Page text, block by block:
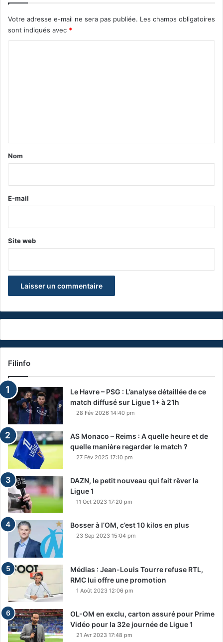
Votre adresse e-mail ne sera pas publiée. Les champs obligatoires
sont indiqués avec *
a
e
Nom
E-mail
Site web
Filinfo
Le Havre – PSG : L’analyse détaillée de ce
match diffusé sur Ligue 1+ à 21h
28 Fév 2026 14:40 pm
AS Monaco – Reims : A quelle heure et de
quelle manière regarder le match ?
27 Fév 2025 17:10 pm
DAZN, le petit nouveau qui fait rêver la
Ligue 1
11 Oct 2023 17:20 pm
Bosser à l’OM, c’est 10 kilos en plus
23 Sep 2023 15:04 pm
Médias : Jean-Louis Tourre refuse RTL,
RMC lui offre une promotion
1 Août 2023 12:06 pm
OL-OM en exclu, carton assuré pour Prime
Vidéo pour la 32e journée de Ligue 1
21 Avr 2023 17:48 pm